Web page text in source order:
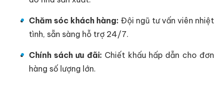
Chăm sóc khách hàng: Đội ngũ tư vấn viên nhiệt
tình, sẵn sàng hỗ trợ 24/7.
Chính sách ưu đãi: Chiết khấu hấp dẫn cho đơn
hàng số lượng lớn.